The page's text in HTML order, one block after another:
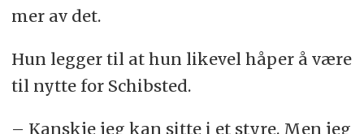
mer av det.
Hun legger til at hun likevel håper å være
til nytte for Schibsted.
– Kanskje jeg kan sitte i et styre. Men jeg